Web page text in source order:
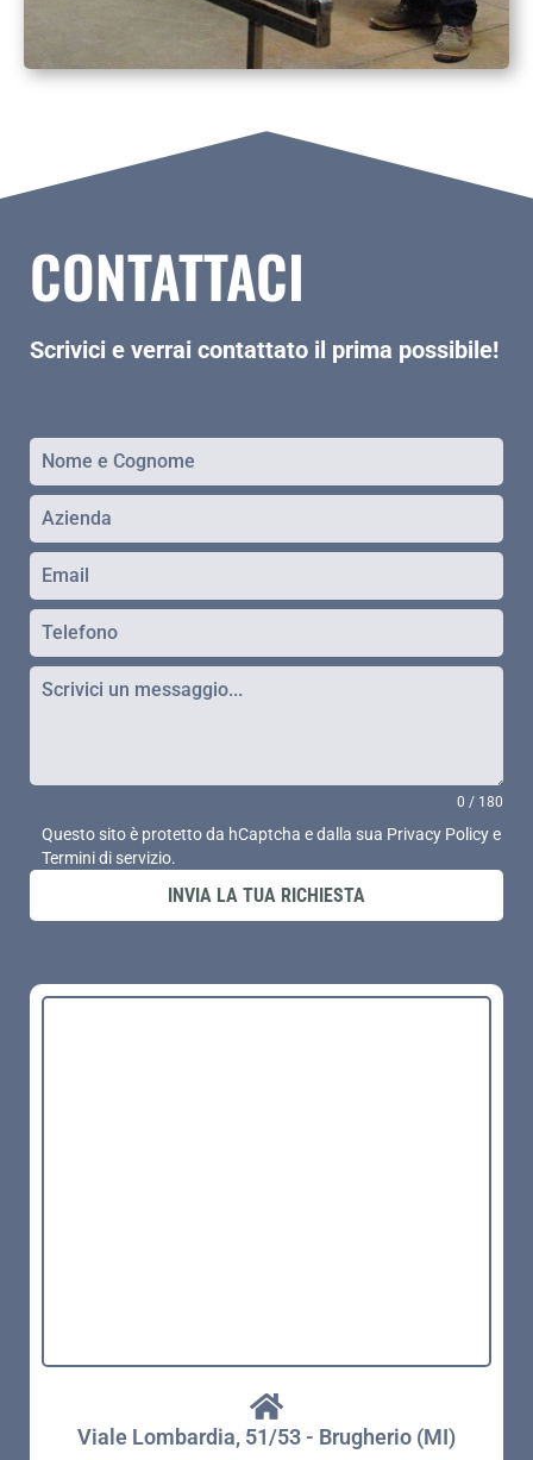
CONTATTACI
Scrivici e verrai contattato il prima possibile!
0 / 180
Questo sito è protetto da hCaptcha e dalla sua Privacy Policye
Termini di servizio.
INVIA LA TUA RICHIESTA
Viale Lombardia, 51/53 - Brugherio (MI)